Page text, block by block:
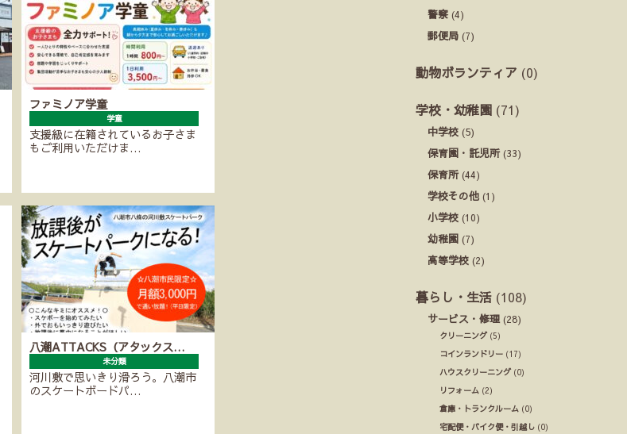
ファミノア学童
学童
支援級に在籍されているお子さま
もご利用いただけま…
八潮ATTACKS（アタックス…
未分類
河川敷で思いきり滑ろう。八潮市
のスケートボードパ…
警察 (4)
郵便局 (7)
動物ボランティア (0)
学校・幼稚園 (71)
中学校 (5)
保育園・託児所(33)
保育所(44)
学校その他 (1)
小学校 (10)
幼稚園 (7)
高等学校 (2)
暮らし・生活 (108)
サービス・修理 (28)
クリーニング(5)
コインランドリー (17)
ハウスクリーニング(0)
リフォーム (2)
倉庫・トランクルーム (0)
宅配便・バイク便・引越し (0)